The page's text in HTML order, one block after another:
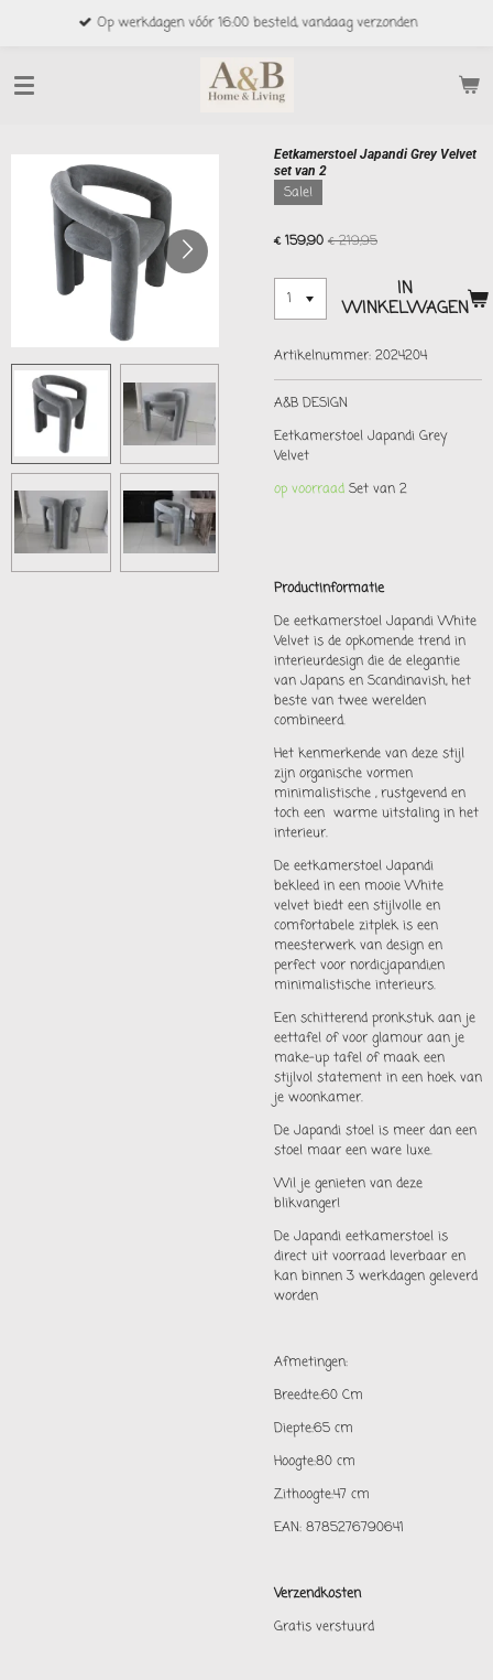
de
hoofdinhoud
Op werkdagen vóór 16:00 besteld, vandaag verzonden
Eetkamerstoel Japandi Grey Velvet
set van 2
Sale!
€ 159,90 € 219,95
IN
WINKELWAGEN
Artikelnummer: 2024204
A&B DESIGN
Eetkamerstoel Japandi Grey
Velvet
op voorraad Set van 2
Productinformatie
De eetkamerstoel Japandi White
Velvet is de opkomende trend in
interieurdesign die de elegantie
van Japans en Scandinavish, het
beste van twee werelden
combineerd.
Het kenmerkende van deze stijl
zijn organische vormen
minimalistische , rustgevend en
toch een warme uitstaling in het
interieur.
De eetkamerstoel Japandi
bekleed in een mooie White
velvet biedt een stijlvolle en
comfortabele zitplek is een
meesterwerk van design en
perfect voor nordic,japandi,en
minimalistische interieurs.
Een schitterend pronkstuk aan je
eettafel of voor glamour aan je
make-up tafel of maak een
stijlvol statement in een hoek van
je woonkamer.
De Japandi stoel is meer dan een
stoel maar een ware luxe.
Wil je genieten van deze
blikvanger!
De Japandi eetkamerstoel is
direct uit voorraad leverbaar en
kan binnen 3 werkdagen geleverd
worden
Afmetingen:
Breedte:60 Cm
Diepte:65 cm
Hoogte:80 cm
Zithoogte:47 cm
EAN: 8785276790641
Verzendkosten
Gratis verstuurd